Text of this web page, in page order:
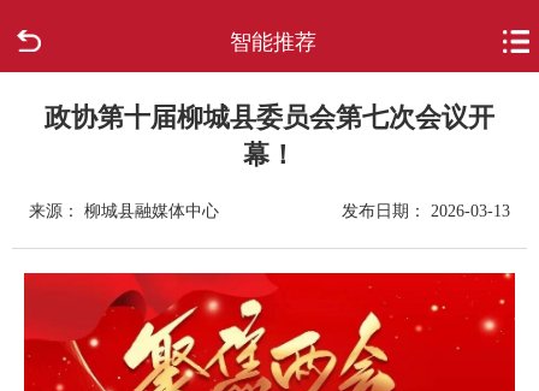
智能推荐
走进柳城
政府信息公开
互动回应
政协第十届柳城县委员会第七次会议开
幕！
来源： 柳城县融媒体中心 发布日期： 2026-03-13